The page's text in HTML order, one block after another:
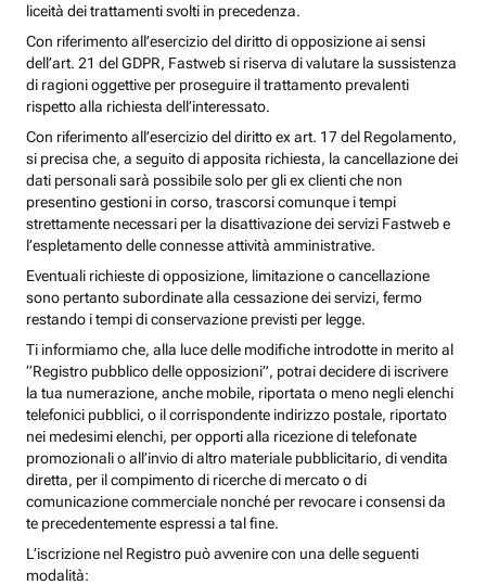
liceità dei trattamenti svolti in precedenza.
Con riferimento all’esercizio del diritto di opposizione ai sensi
dell’art. 21 del GDPR, Fastweb si riserva di valutare la sussistenza
di ragioni oggettive per proseguire il trattamento prevalenti
rispetto alla richiesta dell’interessato.
Con riferimento all’esercizio del diritto ex art. 17 del Regolamento,
si precisa che, a seguito di apposita richiesta, la cancellazione dei
dati personali sarà possibile solo per gli ex clienti che non
presentino gestioni in corso, trascorsi comunque i tempi
strettamente necessari per la disattivazione dei servizi Fastweb e
l’espletamento delle connesse attività amministrative.
Eventuali richieste di opposizione, limitazione o cancellazione
sono pertanto subordinate alla cessazione dei servizi, fermo
restando i tempi di conservazione previsti per legge.
Ti informiamo che, alla luce delle modifiche introdotte in merito al
“Registro pubblico delle opposizioni”, potrai decidere di iscrivere
la tua numerazione, anche mobile, riportata o meno negli elenchi
telefonici pubblici, o il corrispondente indirizzo postale, riportato
nei medesimi elenchi, per opporti alla ricezione di telefonate
promozionali o all’invio di altro materiale pubblicitario, di vendita
diretta, per il compimento di ricerche di mercato o di
comunicazione commerciale nonché per revocare i consensi da
te precedentemente espressi a tal fine.
L’iscrizione nel Registro può avvenire con una delle seguenti
modalità: